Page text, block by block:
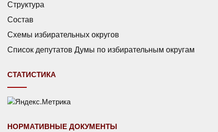
Структура
Состав
Схемы избирательных округов
Список депутатов Думы по избирательным округам
СТАТИСТИКА
НОРМАТИВНЫЕ ДОКУМЕНТЫ